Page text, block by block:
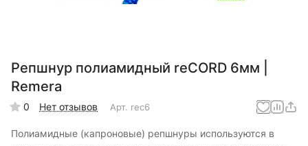
Репшнур полиамидный reCORD 6мм |
Remera
0 Нет отзывов Арт. rec6
Полиамидные (капроновые) репшнуры используются в